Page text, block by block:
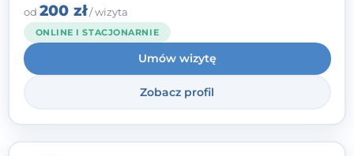
wysłuchany i potraktowany z szacunkiem.
od 200 zł/ wizyta
ONLINE I STACJONARNIE
Umów wizytę
Zobacz profil